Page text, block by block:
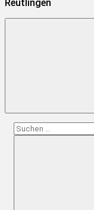
Reutlingen
Suchen
nach: